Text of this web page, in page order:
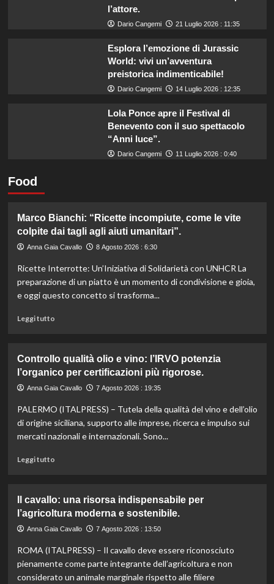
l’attore.
Dario Cangemi 21 Luglio 2026 : 11:35
Esplora l’emozione di Jurassic
World: vivi un’avventura
preistorica indimenticabile!
Dario Cangemi 14 Luglio 2026 : 12:35
Lola Ponce apre il Festival di
Benevento con il suo spettacolo
“Anni luce”.
Dario Cangemi 11 Luglio 2026 : 0:40
Food
Marco Bianchi: “Ricette incompiute, come le vite
colpite dai tagli agli aiuti umanitari”.
Anna Gaia Cavallo 8 Agosto 2026 : 6:30
Ricette Interrotte: Un’Iniziativa di Solidarietà con UNHCR La
preparazione di un piatto è un momento di condivisione e gioia,
e oggi questo concetto si trasforma...
Leggi tuttoLeggi
Marco
Bianchi:
“Ricette
come
le
vite
umanitari”.
Controllo qualità olio e vino: l’IRVO potenzia
l’organico per certificazioni più rigorose.
Anna Gaia Cavallo 7 Agosto 2026 : 19:35
PALERMO (ITALPRESS) – Tutela della qualità del vino e dell’olio
di origine siciliana, supporto alle imprese, ricerca e impulso sui
mercati nazionali e internazionali. Sono...
Leggi tuttoLeggi
Controllo
qualità
olio
vino:
l’IRVO
potenzia
Il cavallo: una risorsa indispensabile per
l’agricoltura moderna e sostenibile.
Anna Gaia Cavallo 7 Agosto 2026 : 13:50
ROMA (ITALPRESS) – Il cavallo deve essere riconosciuto
pienamente come parte integrante dell’agricoltura e non
considerato un animale marginale rispetto alle filiere